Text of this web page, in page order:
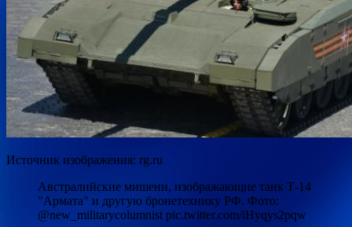
Источник изображения: rg.ru
Австралийские мишени, изображающие танк Т-14
"Армата" и другую бронетехнику РФ. Фото:
@new_militarycolumnist pic.twitter.com/iHyqys2pqw